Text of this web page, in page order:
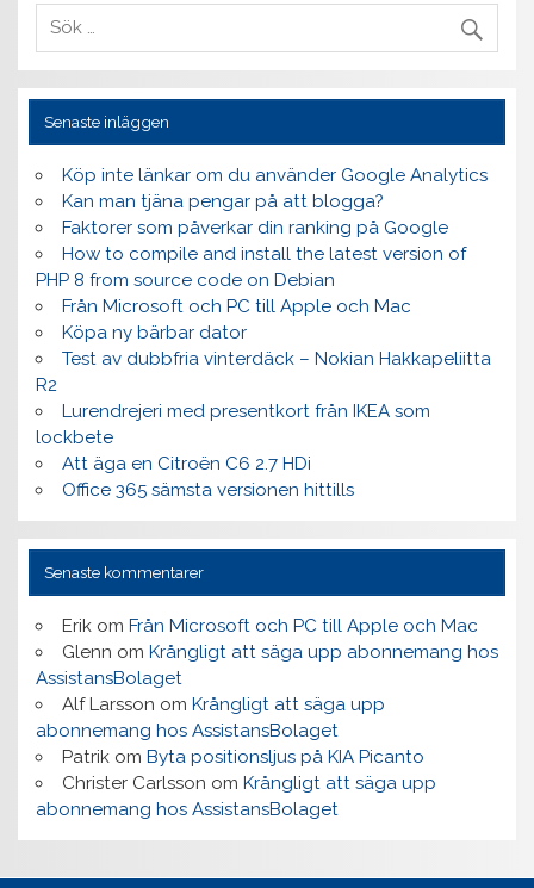
Senaste inläggen
Köp inte länkar om du använder Google Analytics
Kan man tjäna pengar på att blogga?
Faktorer som påverkar din ranking på Google
How to compile and install the latest version of
PHP 8 from source code on Debian
Från Microsoft och PC till Apple och Mac
Köpa ny bärbar dator
Test av dubbfria vinterdäck – Nokian Hakkapeliitta
R2
Lurendrejeri med presentkort från IKEA som
lockbete
Att äga en Citroën C6 2.7 HDi
Office 365 sämsta versionen hittills
Senaste kommentarer
Erikom Från Microsoft och PC till Apple och Mac
Glenn om Krångligt att säga upp abonnemang hos
AssistansBolaget
Alf Larsson om Krångligt att säga upp
abonnemang hos AssistansBolaget
Patrikom Byta positionsljus på KIA Picanto
Christer Carlsson om Krångligt att säga upp
abonnemang hos AssistansBolaget